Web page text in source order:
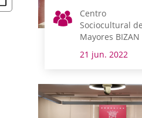
Centro
Sociocultural de
Mayores BIZAN
21 jun. 2022